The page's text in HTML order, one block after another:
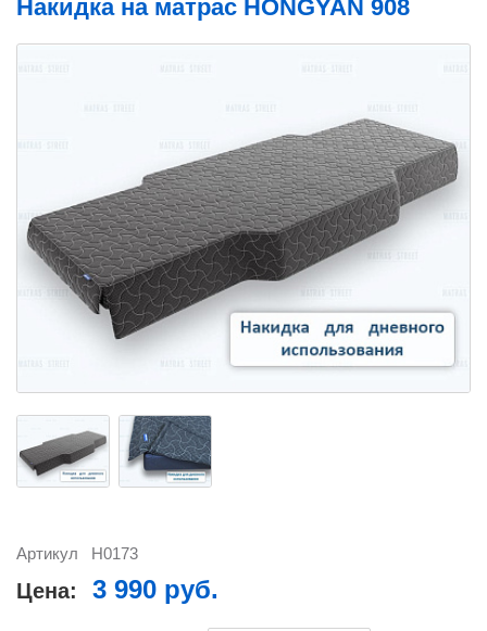
Накидка на матрас HONGYAN 908
Артикул Н0173
Цена: 3 990 руб.